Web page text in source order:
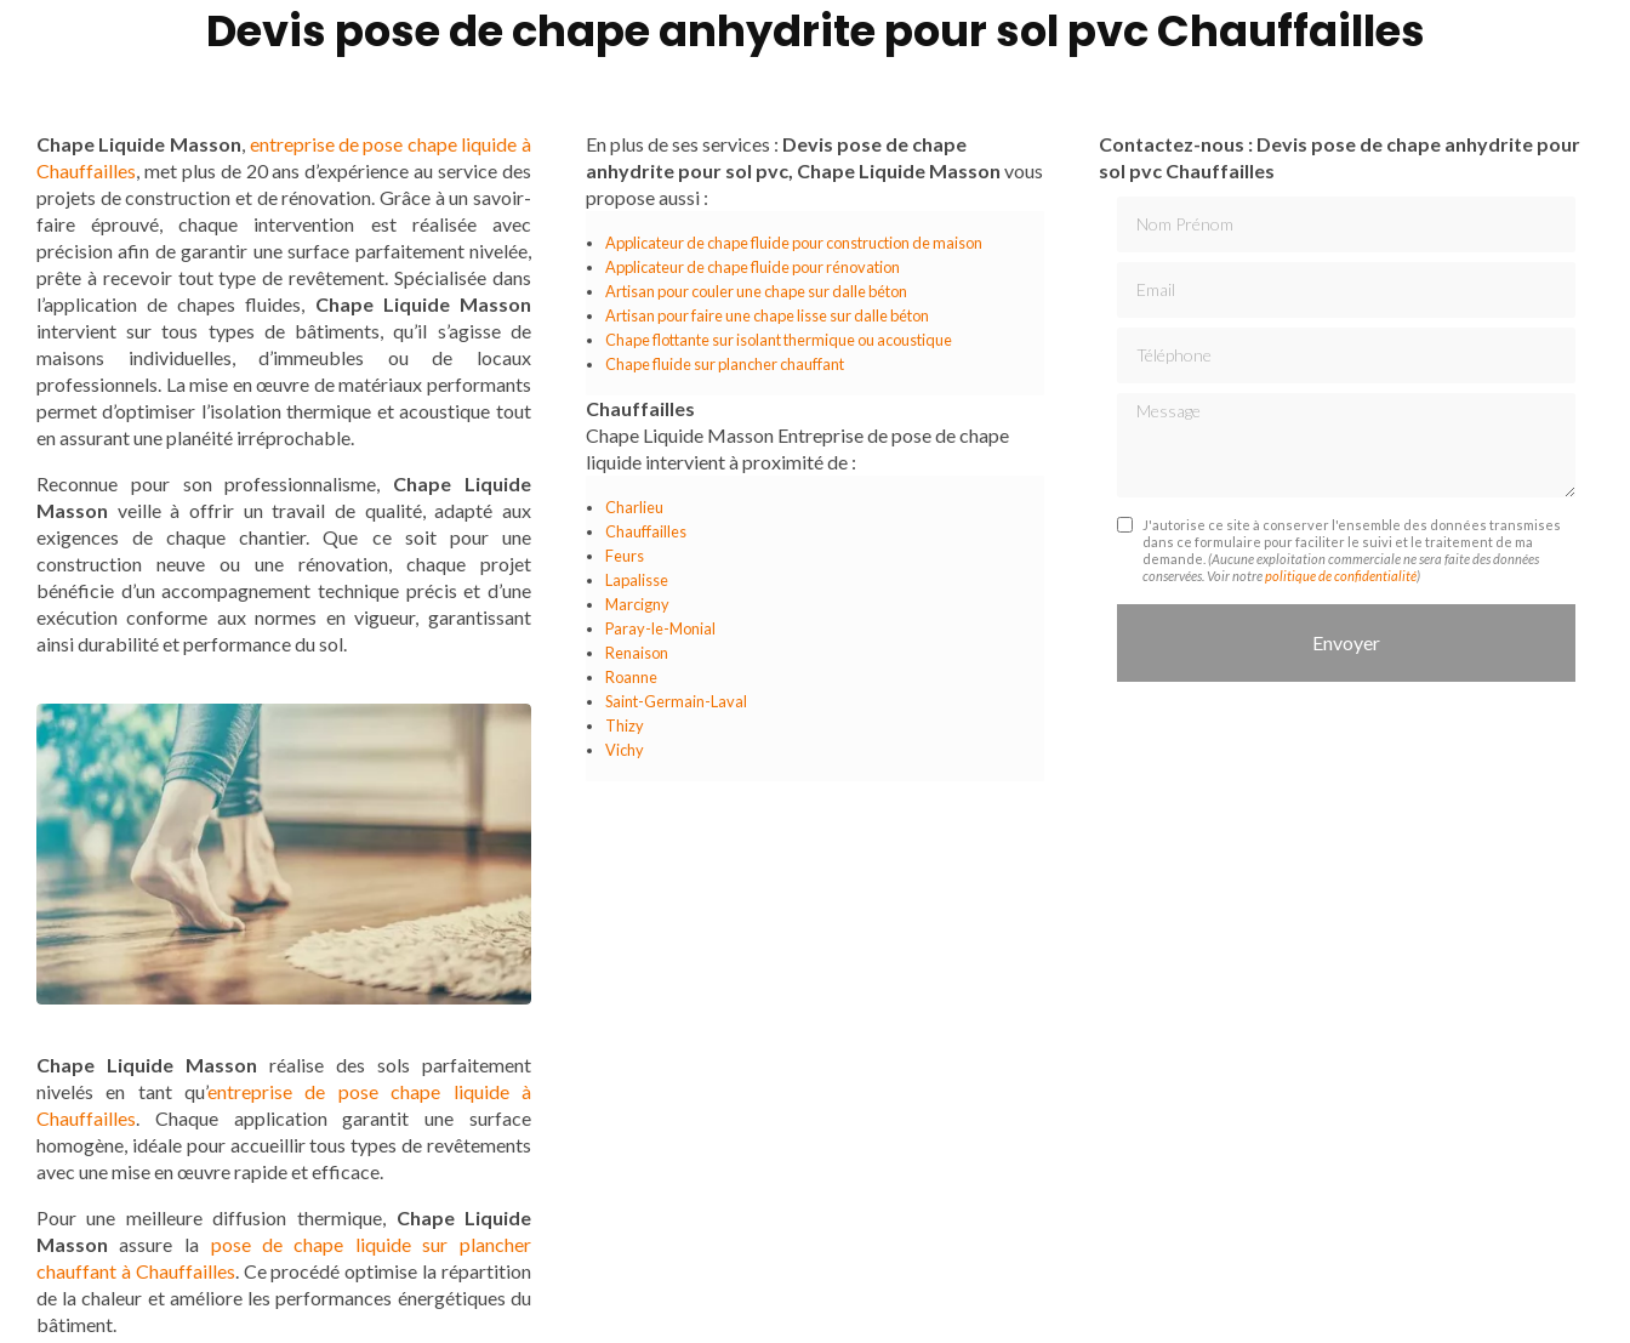
Devis pose de chape anhydrite pour sol pvc Chauffailles
Chape Liquide Masson, entreprise de pose chape liquide à
Chauffailles, met plus de 20 ans d’expérience au service des
projets de construction et de rénovation. Grâce à un savoir-
faire éprouvé, chaque intervention est réalisée avec
précision afin de garantir une surface parfaitement nivelée,
prête à recevoir tout type de revêtement. Spécialisée dans
l’application de chapes fluides, Chape Liquide Masson
intervient sur tous types de bâtiments, qu’il s’agisse de
maisons individuelles, d’immeubles ou de locaux
professionnels. La mise en œuvre de matériaux performants
permet d’optimiser l’isolation thermique et acoustique tout
en assurant une planéité irréprochable.
Reconnue pour son professionnalisme, Chape Liquide
Masson veille à offrir un travail de qualité, adapté aux
exigences de chaque chantier. Que ce soit pour une
construction neuve ou une rénovation, chaque projet
bénéficie d’un accompagnement technique précis et d’une
exécution conforme aux normes en vigueur, garantissant
ainsi durabilité et performance du sol.
Chape Liquide Masson réalise des sols parfaitement
nivelés en tant qu’entreprise de pose chape liquide à
Chauffailles . Chaque application garantit une surface
homogène, idéale pour accueillir tous types de revêtements
avec une mise en œuvre rapide et efficace.
Pour une meilleure diffusion thermique, Chape Liquide
Masson assure la pose de chape liquide sur plancher
chauffant à Chauffailles . Ce procédé optimise la répartition
de la chaleur et améliore les performances énergétiques du
bâtiment.
En plus de ses services : Devis pose de chape
anhydrite pour sol pvc, Chape Liquide Masson vous
propose aussi :
Applicateur de chape fluide pour construction de maison
Applicateur de chape fluide pour rénovation
Artisan pour couler une chape sur dalle béton
Artisan pour faire une chape lisse sur dalle béton
Chape flottante sur isolant thermique ou acoustique
Chape fluide sur plancher chauffant
Chauffailles
Chape Liquide Masson Entreprise de pose de chape
liquide intervient à proximité de :
Charlieu
Chauffailles
Feurs
Lapalisse
Marcigny
Paray-le-Monial
Renaison
Roanne
Saint-Germain-Laval
Thizy
Vichy
Contactez-nous : Devis pose de chape anhydrite pour
sol pvc Chauffailles
Message
J'autorise ce site à conserver l'ensemble des données transmises
dans ce formulaire pour faciliter le suivi et le traitement de ma
demande. (Aucune exploitation commerciale ne sera faite des données
conservées. Voir notrepolitique de confidentialité)